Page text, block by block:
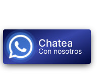
Chatea
Con nosotros